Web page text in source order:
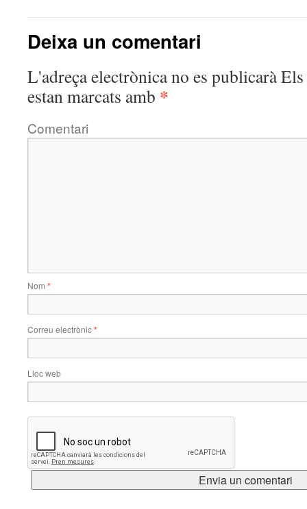
Deixa un comentari
L'adreça electrònica no es publicaràEls
estan marcats amb *
Comentari
Nom *
Correu electrònic*
Lloc web